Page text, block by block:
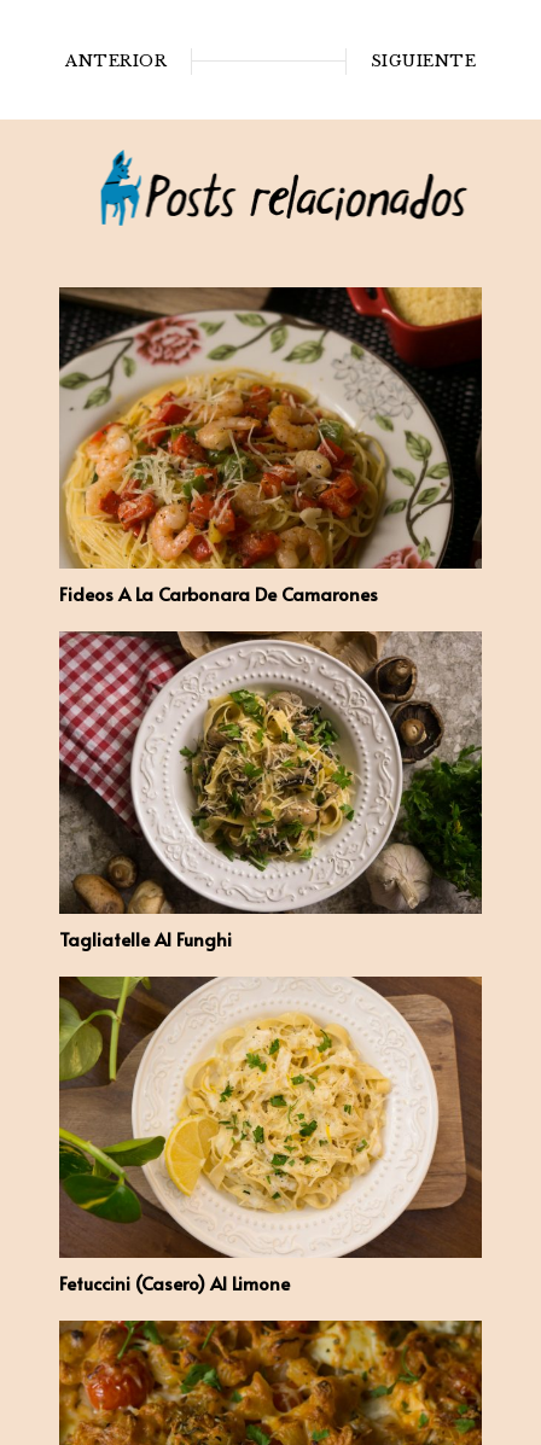
ANTERIOR SIGUIENTE
Fideos A La Carbonara De Camarones
Tagliatelle Al Funghi
Fetuccini (casero) Al Limone